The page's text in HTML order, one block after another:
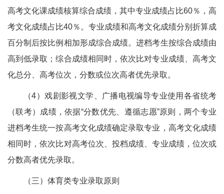
高考文化课成绩核算综合成绩，其中专业成绩占比60％，高
考文化成绩占比40％。专业成绩和高考文化成绩分别折算成
百分制后按比例相加形成综合成绩。进档考生按综合成绩由
高到低录取；综合成绩相同时，依次比对专业成绩、高考文
化总分、高考位次，分数或位次高者优先录取。
（4）戏剧影视文学、广播电视编导专业使用各省统考
（联考）成绩，依据“分数优先、遵循志愿”原则，两个专业
进档考生统一按高考文化成绩确定录取专业，高考文化成绩
相同时，依次比对高考位次、投档成绩、专业成绩，位次或
分数高者优先录取。
（三）体育类专业录取原则